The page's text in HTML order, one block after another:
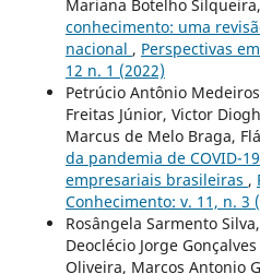
Mariana Botelho Silqueira,
conhecimento: uma
nacional , Perspectivas
12 n. 1 (2022)
Petrúcio Antônio
Freitas Júnior, Victor
Marcus de Melo Braga,
da pandemia de COVID-
empresariais brasileiras ,
Conhecimento: v. 11, n. 3
Rosângela Sarmento
Deoclécio Jorge
Oliveira, Marcos Antonio